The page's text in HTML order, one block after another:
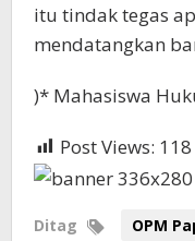
itu tindak tegas
mendatangkan
)* Mahasiswa
Post Views: 118
Ditag OPM